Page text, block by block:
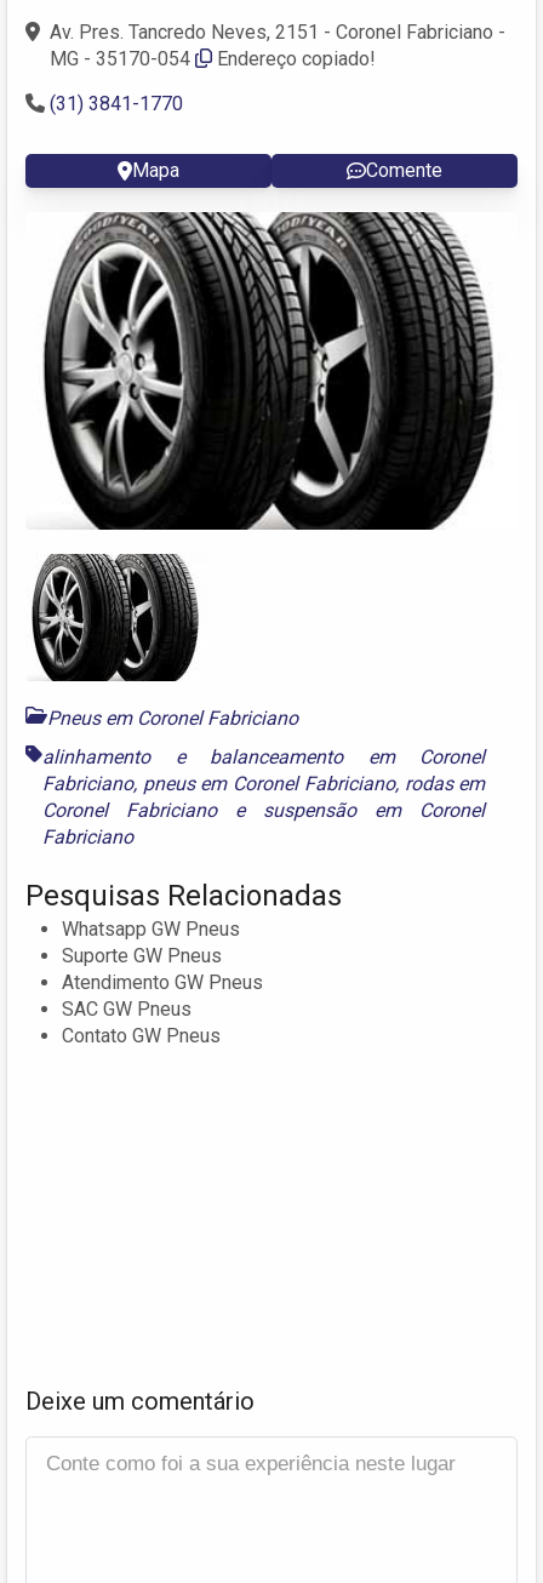
Av. Pres. Tancredo Neves, 2151 - Coronel Fabriciano -
MG - 35170-054
Endereço copiado!
(31) 3841-1770
Mapa Comente
Pneus em Coronel Fabriciano
alinhamento e balanceamento em Coronel
Fabriciano, pneus em Coronel Fabriciano, rodas em
Coronel Fabricianoe suspensão em Coronel
Fabriciano
Pesquisas Relacionadas
Whatsapp GW Pneus
Suporte GW Pneus
Atendimento GW Pneus
SAC GW Pneus
Contato GW Pneus
Deixe um comentário